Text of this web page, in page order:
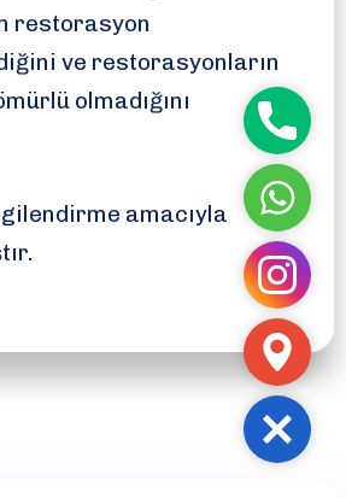
restorasyon
ve restorasyonların
olmadığını
amacıyla
Telefon
Adres
Close